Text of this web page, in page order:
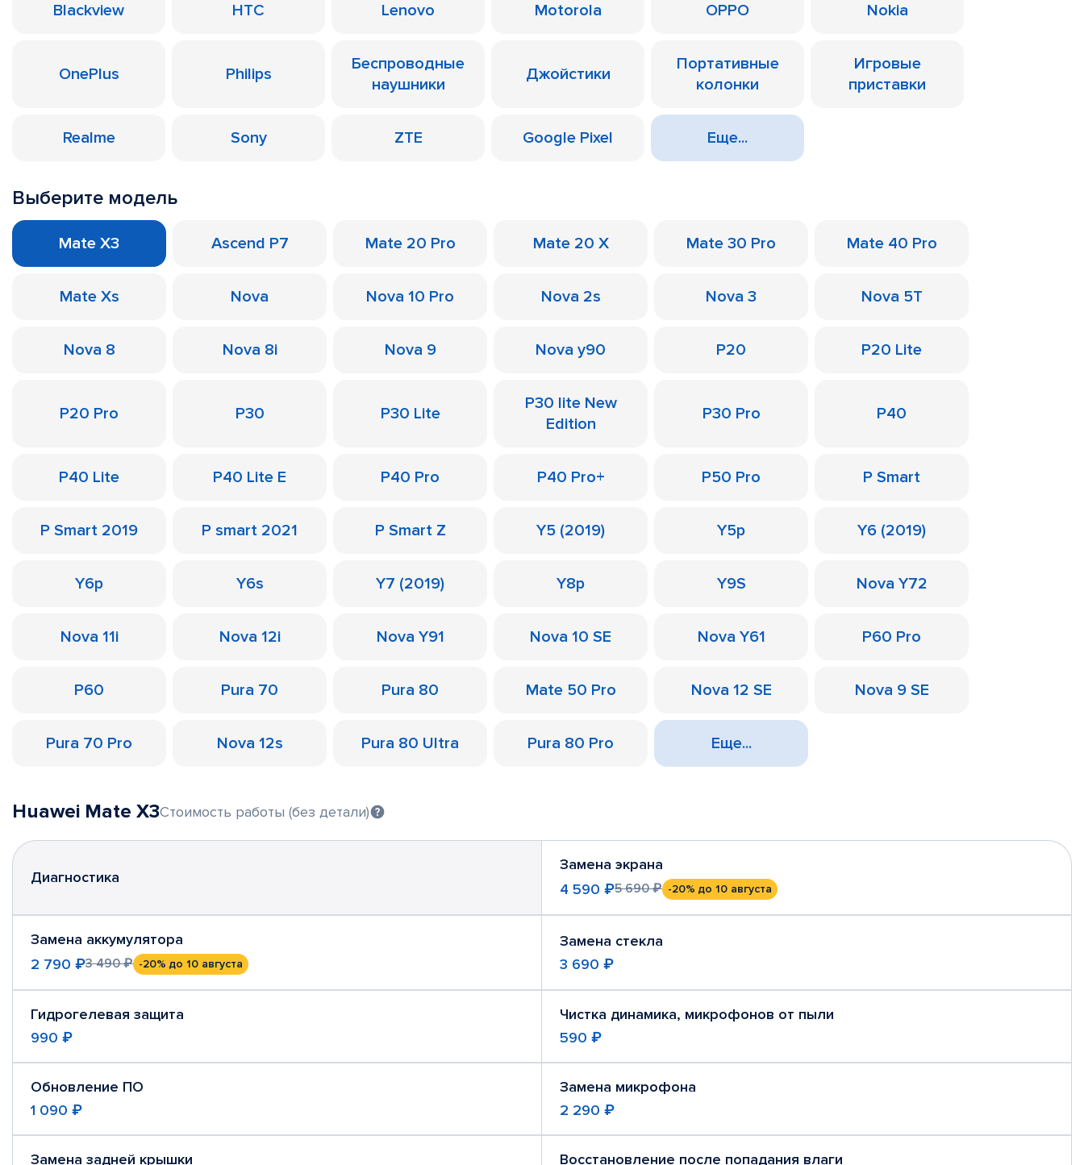
Blackview HTC Lenovo Motorola OPPO Nokia
OnePlus Philips
Беспроводные
наушники
Джойстики
Портативные
колонки
Игровые
приставки
Realme Sony ZTE Google Pixel Еще...
Выберите модель
Mate X3 Ascend P7 Mate 20 Pro Mate 20 X Mate 30 Pro Mate 40 Pro
Mate Xs Nova Nova 10 Pro Nova 2s Nova 3 Nova 5T
Nova 8 Nova 8i Nova 9 Nova y90 P20 P20 Lite
P20 Pro P30 P30 Lite
P30 lite New
Edition
P30 Pro P40
P40 Lite P40 Lite E P40 Pro P40 Pro+ P50 Pro P Smart
P Smart 2019 P smart 2021 P Smart Z Y5 (2019) Y5p Y6 (2019)
Y6p Y6s Y7 (2019) Y8p Y9S Nova Y72
Nova 11i Nova 12i Nova Y91 Nova 10 SE Nova Y61 P60 Pro
P60 Pura 70 Pura 80 Mate 50 Pro Nova 12 SE Nova 9 SE
Pura 70 Pro Nova 12s Pura 80 Ultra Pura 80 Pro Еще...
Huawei Mate X3Стоимость работы (без детали)
Диагностика
Замена экрана
4 590 ₽5 690 ₽ -20% до 10 августа
Замена аккумулятора
2 790 ₽3 490 ₽ -20% до 10 августа
Замена стекла
3 690 ₽
Гидрогелевая защита
990 ₽
Чистка динамика, микрофонов от пыли
590 ₽
Обновление ПО
1 090 ₽
Замена микрофона
2 290 ₽
Замена задней крышки Восстановление после попадания влаги